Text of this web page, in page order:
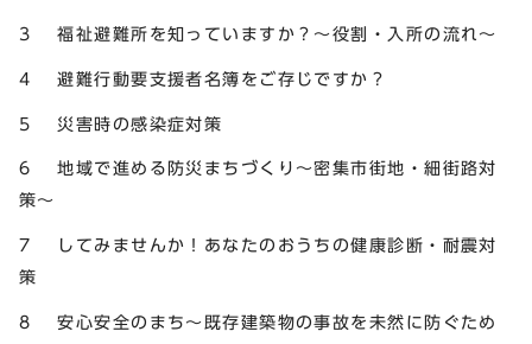
3 福祉避難所を知っていますか？～役割・入所の流れ～
4 避難行動要支援者名簿をご存じですか？
5 災害時の感染症対策
6 地域で進める防災まちづくり～密集市街地・細街路対
策～
7 してみませんか！あなたのおうちの健康診断・耐震対
策
8 安心安全のまち～既存建築物の事故を未然に防ぐため